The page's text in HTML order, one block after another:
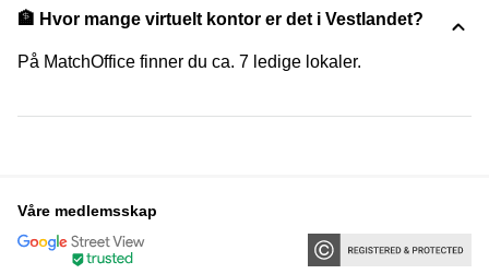
🏦 Hvor mange virtuelt kontor er det i Vestlandet?
På MatchOffice finner du ca. 7 ledige lokaler.
Våre medlemsskap